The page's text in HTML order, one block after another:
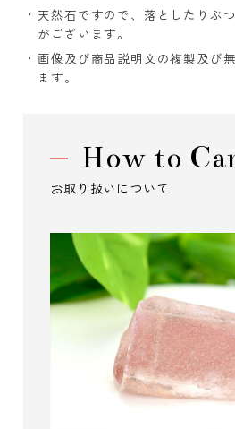
天然石ですので、落としたりぶ
がございます。
画像及び商品説明文の複製及び
ます。
How to
お取り扱いについて